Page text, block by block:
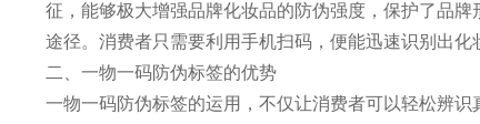
征，能够极大增强品牌化妆品的防伪强度，保护了品
途径。消费者只需要利用手机扫码，便能迅速识别出化
二、一物一码防伪标签的优势
一物一码防伪标签的运用，不仅让消费者可以轻松辨